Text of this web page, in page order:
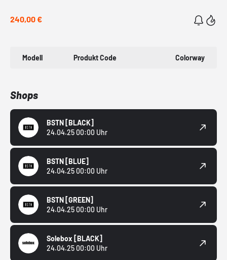
240,00 €
Modell Produkt Code Colorway
Shops
BSTN [BLACK]
24.04.25 00:00 Uhr
BSTN [BLUE]
24.04.25 00:00 Uhr
BSTN [GREEN]
24.04.25 00:00 Uhr
Solebox [BLACK]
24.04.25 00:00 Uhr